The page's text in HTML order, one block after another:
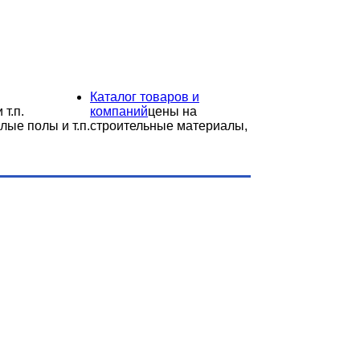
т.п.
полы и т.п.
Каталог товаров и
компанийцены на
строительные материалы,